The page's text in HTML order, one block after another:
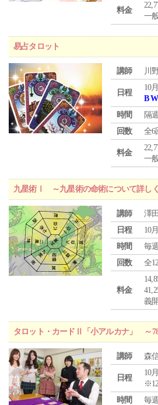
料金
一
易占タロット
講師 川
日程
10
B
時間
隔
回数
全6
料金
一
九星術Ⅰ ～九星術の命術について詳し
講師
澤
日程
10
時間
毎
回数
全
料金
義
タロット・カードⅡ「小アルカナ」 ～
講師 森
日程
10
時間
毎